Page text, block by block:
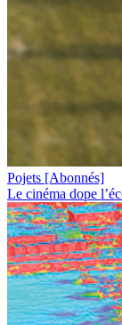
Pojets [Abonnés]
Le cinéma dope